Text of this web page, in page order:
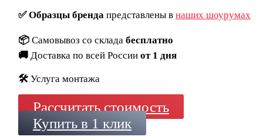
✅Образцы брендапредставлены в наших шоурумах
📦 Самовывоз со склада бесплатно
🚚 Доставка по всей России от 1 дня
🛠️ Услуга монтажа
Рассчитать стоимость
Купить в 1 клик